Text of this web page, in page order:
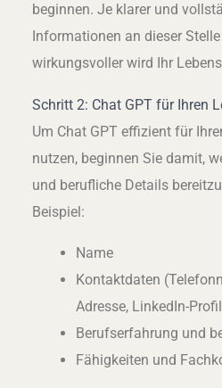
beginnen. Je klarer und
Informationen an dieser
wirkungsvoller wird Ihr
Schritt 2: Chat GPT für Ihren
Um Chat GPT effizient für
nutzen, beginnen Sie damit,
und berufliche Details
Beispiel:
Name
Kontaktdaten
Adresse, LinkedIn-
Berufserfahrung und
Fähigkeiten und